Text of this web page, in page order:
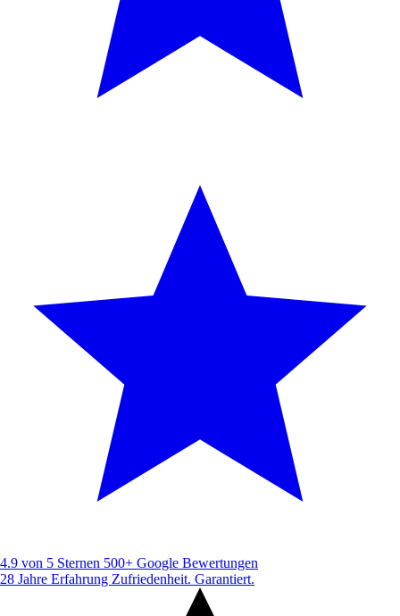
4.9 von 5 Sternen 500+ Google Bewertungen
28 Jahre Erfahrung Zufriedenheit. Garantiert.